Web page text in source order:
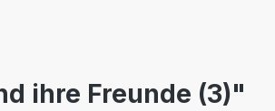
ihre Freunde (3)"